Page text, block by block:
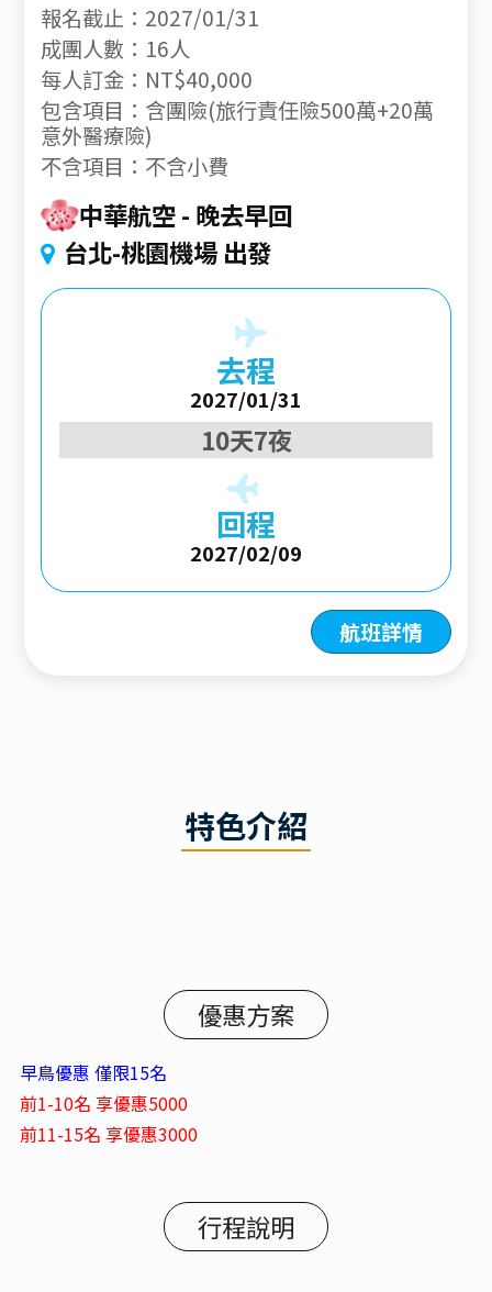
報名截止：2027/01/31
成團人數：16人
每人訂金：NT$40,000
包含項目：含團險(旅行責任險500萬+20萬
意外醫療險)
不含項目：不含小費
中華航空 晚去早回
台北-桃園機場 出發
去程
2027/01/31
10天7夜
回程
2027/02/09
航班詳情
特色介紹
優惠方案
早鳥優惠 僅限15名
前1-10名 享優惠5000
前11-15名 享優惠3000
行程說明